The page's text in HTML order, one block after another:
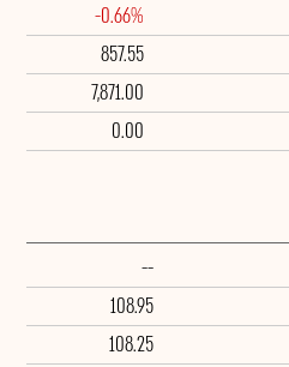
-0.66%
857.55
7,871.00
0.00
--
108.95
108.25